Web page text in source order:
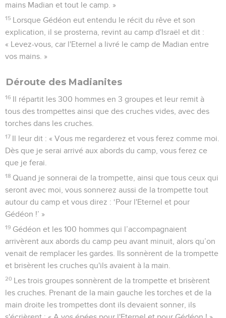
mains Madian et tout le camp. »
15 Lorsque Gédéon eut entendu le récit du rêve et son
explication, il se prosterna, revint au camp d'Israël et dit :
« Levez-vous, car l'Eternel a livré le camp de Madian entre
vos mains. »
Déroute des Madianites
16 Il répartit les 300 hommes en 3 groupes et leur remit à
tous des trompettes ainsi que des cruches vides, avec des
torches dans les cruches.
17 Il leur dit : « Vous me regarderez et vous ferez comme moi.
Dès que je serai arrivé aux abords du camp, vous ferez ce
que je ferai.
18 Quand je sonnerai de la trompette, ainsi que tous ceux qui
seront avec moi, vous sonnerez aussi de la trompette tout
autour du camp et vous direz : ‘Pour l'Eternel et pour
Gédéon !’ »
19 Gédéon et les 100 hommes qui l’accompagnaient
arrivèrent aux abords du camp peu avant minuit, alors qu’on
venait de remplacer les gardes. Ils sonnèrent de la trompette
et brisèrent les cruches qu'ils avaient à la main.
20 Les trois groupes sonnèrent de la trompette et brisèrent
les cruches. Prenant de la main gauche les torches et de la
main droite les trompettes dont ils devaient sonner, ils